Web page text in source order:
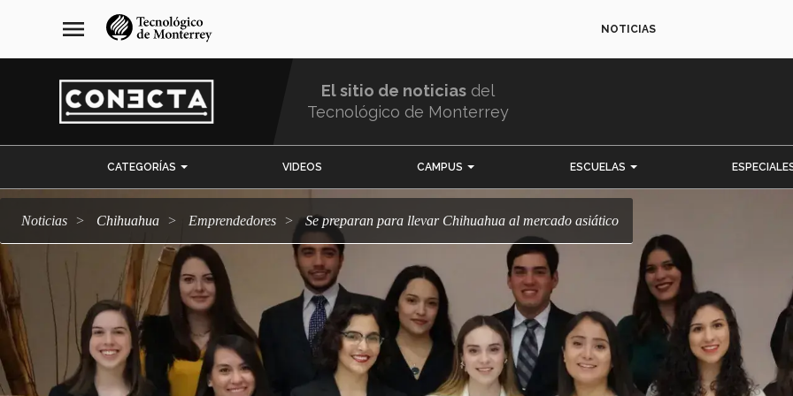
navegación
principal
menu NOTICIAS
El sitio de noticias del
Tecnológico de Monterrey
CATEGORÍAS VIDEOS CAMPUS ESCUELAS
Noticias Chihuahua emprendedores Se preparan para llevar Chihuahua al mercado asiático